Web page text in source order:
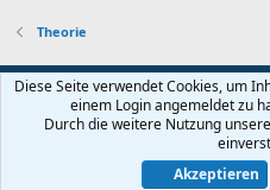
Theorie
Default-Theme
Nutzungsbedingungen
Community platform by XenForo® ©
Diese Seite verwendet Cookies, um
einem Login angemeldet zu
Durch die weitere Nutzung
Akzeptieren